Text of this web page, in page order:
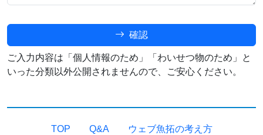
確認
ご入力内容は「個人情報のため」「わいせつ物のため」と
いった分類以外公開されませんので、ご安心ください。
TOP Q&A ウェブ魚拓の考え方